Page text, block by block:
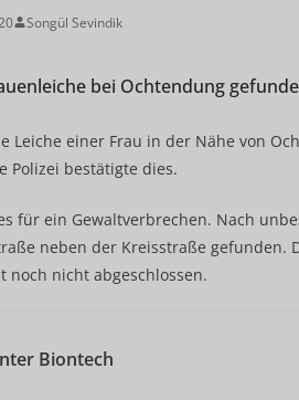
Songül Sevindik
bei Ochtendung
Leiche einer Frau in der Nähe von
Polizei bestätigte dies.
für ein Gewaltverbrechen. Nach
neben der Kreisstraße gefunden.
noch nicht abgeschlossen.
Biontech